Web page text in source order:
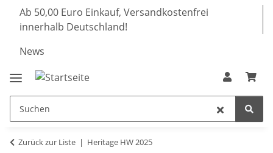
Ab 50,00 Euro Einkauf, Versandkostenfrei
innerhalb Deutschland!
News
Zurück zur Liste Heritage HW 2025